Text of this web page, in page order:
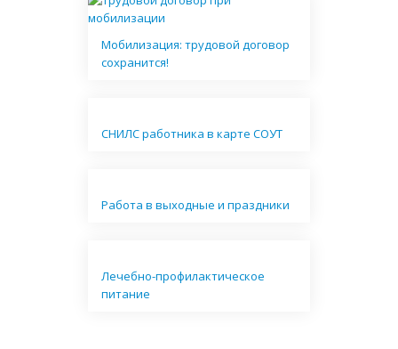
Мобилизация: трудовой договор
сохранится!
СНИЛС работника в карте СОУТ
Работа в выходные и праздники
Лечебно-профилактическое
питание